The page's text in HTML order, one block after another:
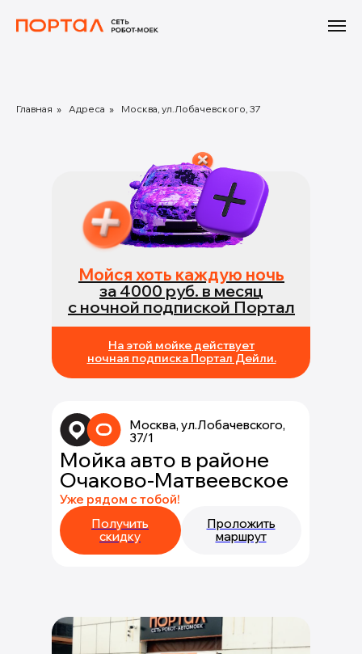
Главная » Адреса » Москва, ул.Лобачевского, 37
На этой мойке действует
ночная подписка Портал Дейли.
Мойся хоть каждую ночь
за 4000 руб. в месяц
с ночной подпиской Портал
Мойка авто в районе
Очаково-Матвеевское
Уже рядом с тобой!
Получить
скидку
Проложить
маршрут
Москва, ул.Лобачевского,
37/1